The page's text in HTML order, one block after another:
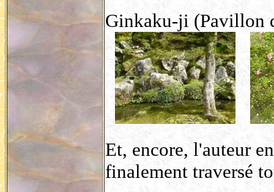
Ginkaku-ji (Pavillon
Et, encore, l'auteur
finalement traversé